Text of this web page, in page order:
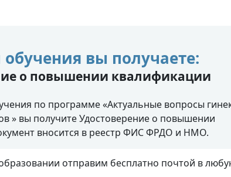
вы получаете:
о повышении квалификации
по программе «Актуальные вопросы
» вы получите Удостоверение о повышении
вносится в реестр ФИС ФРДО и НМО.
отправим бесплатно почтой в